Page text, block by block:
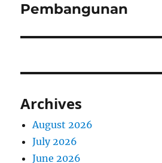
Pembangunan
Archives
August 2026
July 2026
June 2026